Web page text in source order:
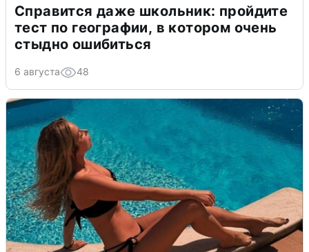
Справится даже школьник: пройдите
тест по географии, в котором очень
стыдно ошибиться
6 августа 48